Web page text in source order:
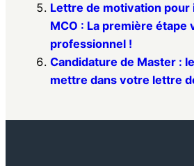
Lettre de motivation pour
MCO : La première étape
professionnel !
Candidature de Master :
mettre dans votre lettre